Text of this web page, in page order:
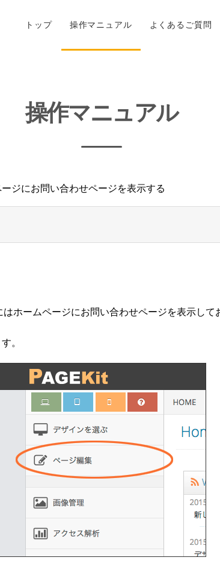
トップ 操作マニュアル よくあるご質問
操作マニュアル
ジにお問い合わせページを表示する
ホームページにお問い合わせページを表示して
。